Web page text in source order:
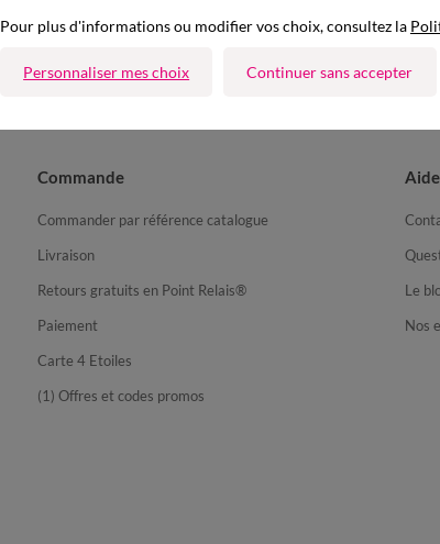
Commande
Commander par référence catalogue
Livraison
Retours gratuits en Point Relais®
Paiement
Carte 4 Etoiles
(1) Offres et codes promos
Le
Nos
Pour plus d'informations ou modifier vos choix, consultez la
Personnaliser mes choix Continuer sans accepter